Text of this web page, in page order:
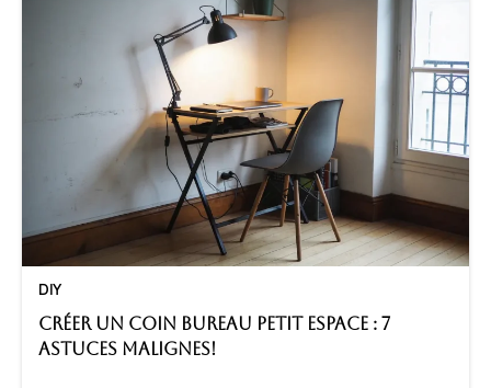
DIY
Créer un coin bureau petit espace : 7
astuces malignes!